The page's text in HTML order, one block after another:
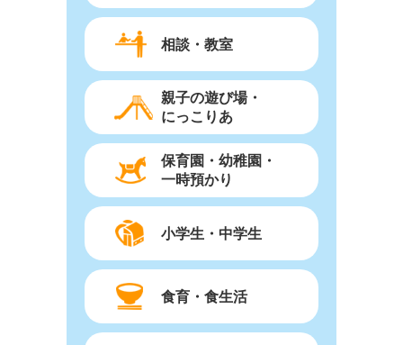
相談・教室
親子の遊び場・
にっこりあ
保育園・幼稚園・
一時預かり
小学生・中学生
食育・食生活